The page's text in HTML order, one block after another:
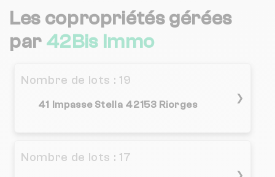
Les copropriétés gérées
par 42Bis Immo
Nombre de lots : 19
41 Impasse Stella 42153 Riorges
❯
Nombre de lots : 17